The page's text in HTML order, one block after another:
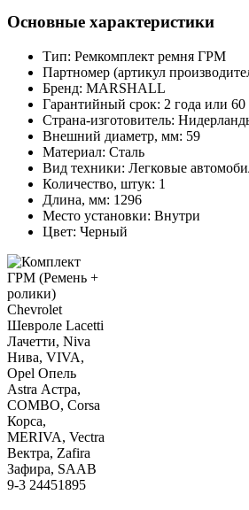
Основные характеристики
Тип: Ремкомплект ремня ГРМ
Партномер (артикул
Бренд: MARSHALL
Гарантийный срок: 2 года или
Страна-изготовитель:
Внешний диаметр, мм: 59
Материал: Сталь
Вид техники: Легковые
Количество, штук: 1
Длина, мм: 1296
Место установки: Внутри
Цвет: Черный